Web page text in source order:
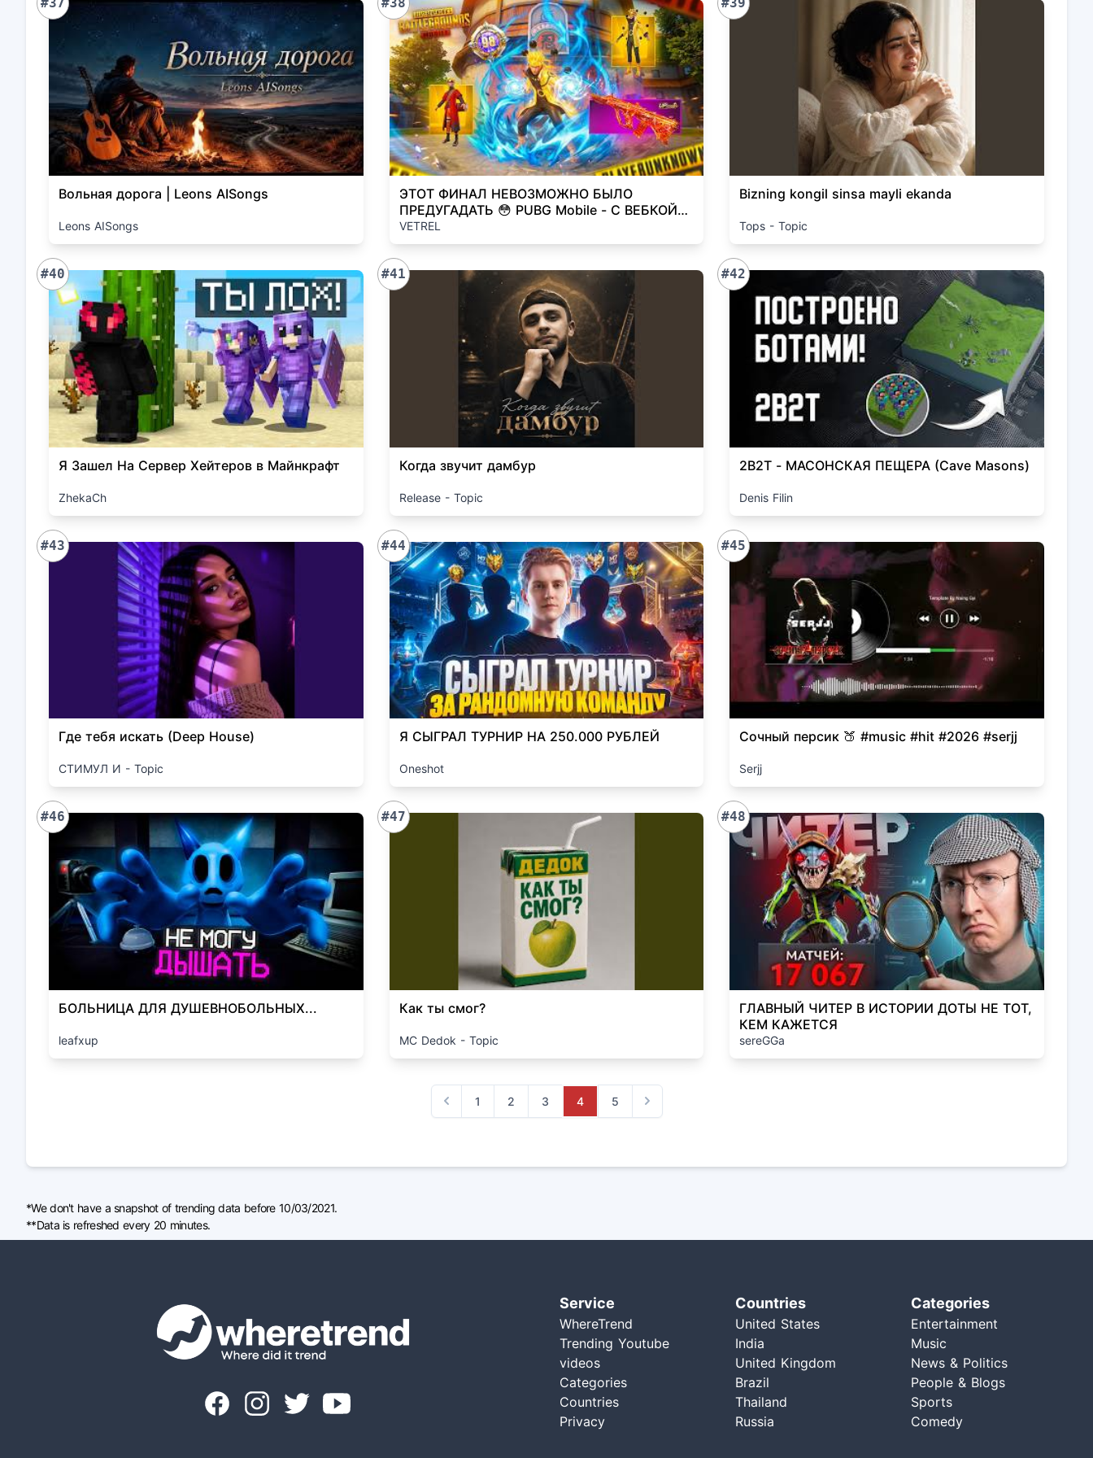
Вольная дорога | Leons AISongs
Leons AISongs
ЭТОТ ФИНАЛ НЕВОЗМОЖНО БЫЛО
ПРЕДУГАДАТЬ 😳 PUBG Mobile - С ВЕБКОЙ
НА РУКИ | ПУБГ МОБАЙЛ
VETREL
Bizning kongil sinsa mayli ekanda
Tops - Topic
#40
Я Зашел На Сервер Хейтеров в Майнкрафт
ZhekaCh
#41
Когда звучит дамбур
Release - Topic
#42
2B2T - МАСОНСКАЯ ПЕЩЕРА (Cave Masons)
Denis Filin
#43
Где тебя искать (Deep House)
СТИМУЛ И - Topic
#44
Я СЫГРАЛ ТУРНИР НА 250.000 РУБЛЕЙ
Oneshot
#45
Сочный персик 🍑 #music #hit #2026 #serjj
Serjj
#46
БОЛЬНИЦА ДЛЯ ДУШЕВНОБОЛЬНЫХ...
leafxup
#47
Как ты смог?
MC Dedok - Topic
#48
ГЛАВНЫЙ ЧИТЕР В ИСТОРИИ ДОТЫ НЕ ТОТ,
КЕМ КАЖЕТСЯ
sereGGa
Previous
1 2 3 4 5
Next
*We don't have a snapshot of trending data before 10/03/2021.
**Data is refreshed every 20 minutes.
Service
WhereTrend
Trending Youtube
videos
Categories
Countries
Privacy
Countries
United States
India
United Kingdom
Brazil
Thailand
Russia
Categories
Entertainment
Music
News & Politics
People & Blogs
Sports
Comedy